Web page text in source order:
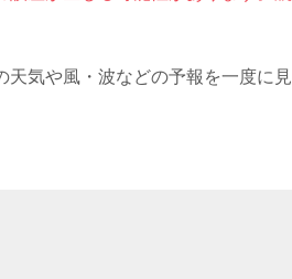
気や風・波などの予報を一度に見